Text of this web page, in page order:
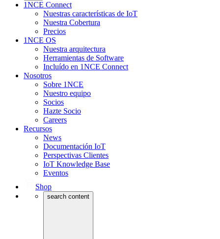
1NCE Connect
Nuestras características de IoT
Nuestra Cobertura
Precios
1NCE OS
Nuestra arquitectura
Herramientas de Software
Incluído en 1NCE Connect
Nosotros
Sobre 1NCE
Nuestro equipo
Socios
Hazte Socio
Careers
Recursos
News
Documentación IoT
Perspectivas Clientes
IoT Knowledge Base
Eventos
Shop
search content